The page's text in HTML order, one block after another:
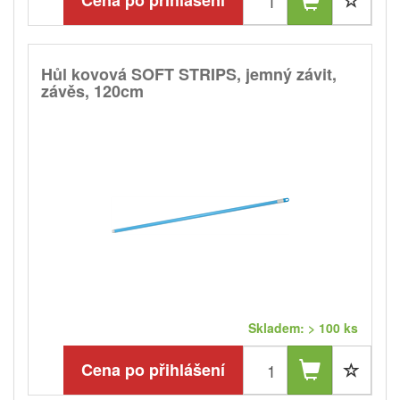
Hůl kovová SOFT STRIPS, jemný závit,
závěs, 120cm
Skladem: > 100 ks
Cena po přihlášení